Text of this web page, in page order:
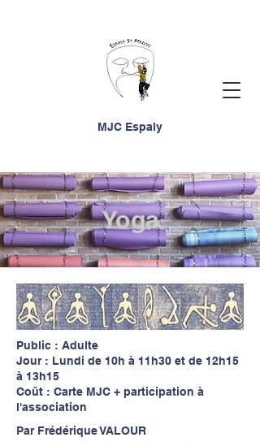
MJC Espaly
Yoga
Public : Adulte
Jour : Lundi de 10h à 11h30 et de 12h15
à 13h15
Coût : Carte MJC + participation à
l'association
Par Frédérique VALOUR